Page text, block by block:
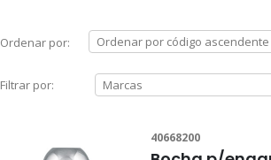
Ordenar por:
Filtrar por:
40668200